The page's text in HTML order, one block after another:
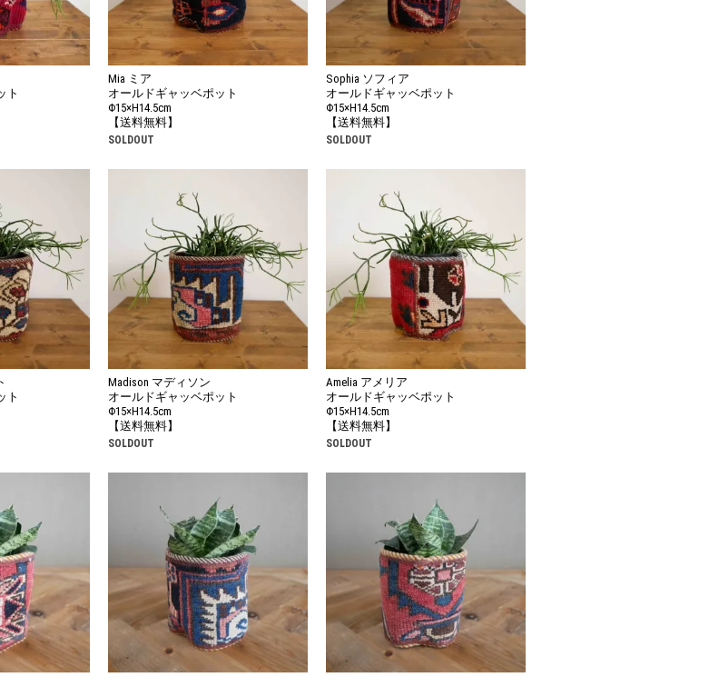
ト
Mia ミア
オールドギャッベポット
Φ15×H14.5cm
【送料無料】
SOLDOUT
Sophia ソフィア
オールドギャッベポット
Φ15×H14.5cm
【送料無料】
SOLDOUT
ト
Madison マディソン
オールドギャッベポット
Φ15×H14.5cm
【送料無料】
SOLDOUT
Amelia アメリア
オールドギャッベポット
Φ15×H14.5cm
【送料無料】
SOLDOUT